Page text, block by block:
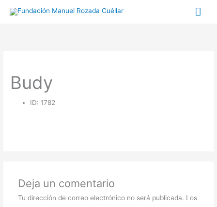
Budy
ID: 1782
Deja un comentario
Tu dirección de correo electrónico no será publicada. Los